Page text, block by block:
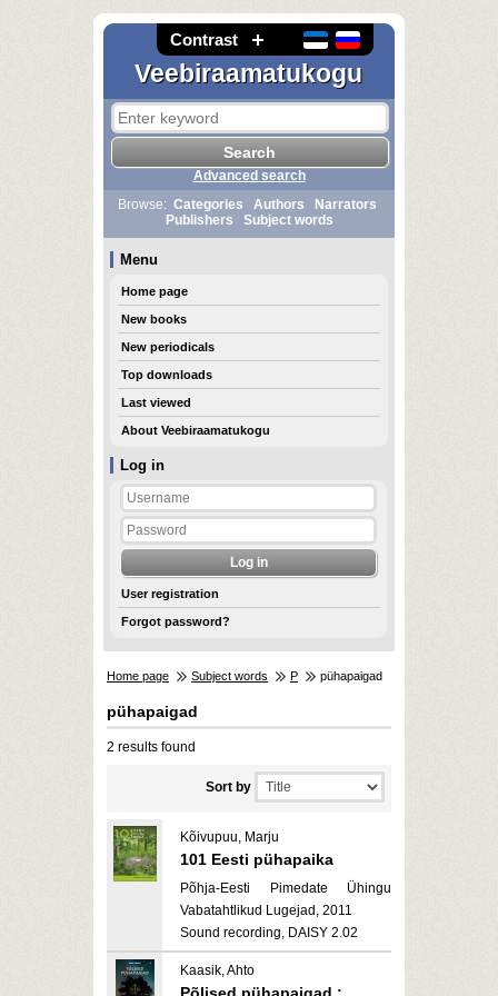
Contrast
Veebiraamatukogu
Log in
User registration
Forgot password?
Advanced search
Browse: Categories Authors
Narrators
Publishers
Subject words
Menu
Home page
New books
New periodicals
Top downloads
Last viewed
About Veebiraamatukogu
Home page Subject words P pühapaigad
pühapaigad
2 results found
Sort by
Kõivupuu, Marju
101 Eesti pühapaika
Põhja-Eesti Pimedate Ühingu
Vabatahtlikud Lugejad, 2011
Sound recording, DAISY 2.02
Kaasik, Ahto